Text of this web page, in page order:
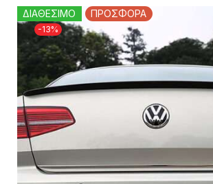
-13%
ΔΙΑΘΕΣΙΜΟ ΠΡΟΣΦΟΡΑ